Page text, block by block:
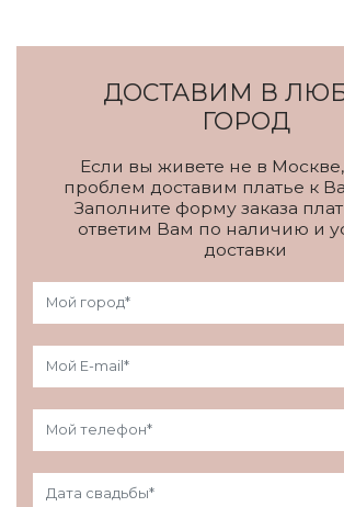
ДОСТАВИМ В
ГОРОД
Если вы живете не в
проблем доставим платье к
Заполните форму заказа
ответим Вам по наличию и
доставки